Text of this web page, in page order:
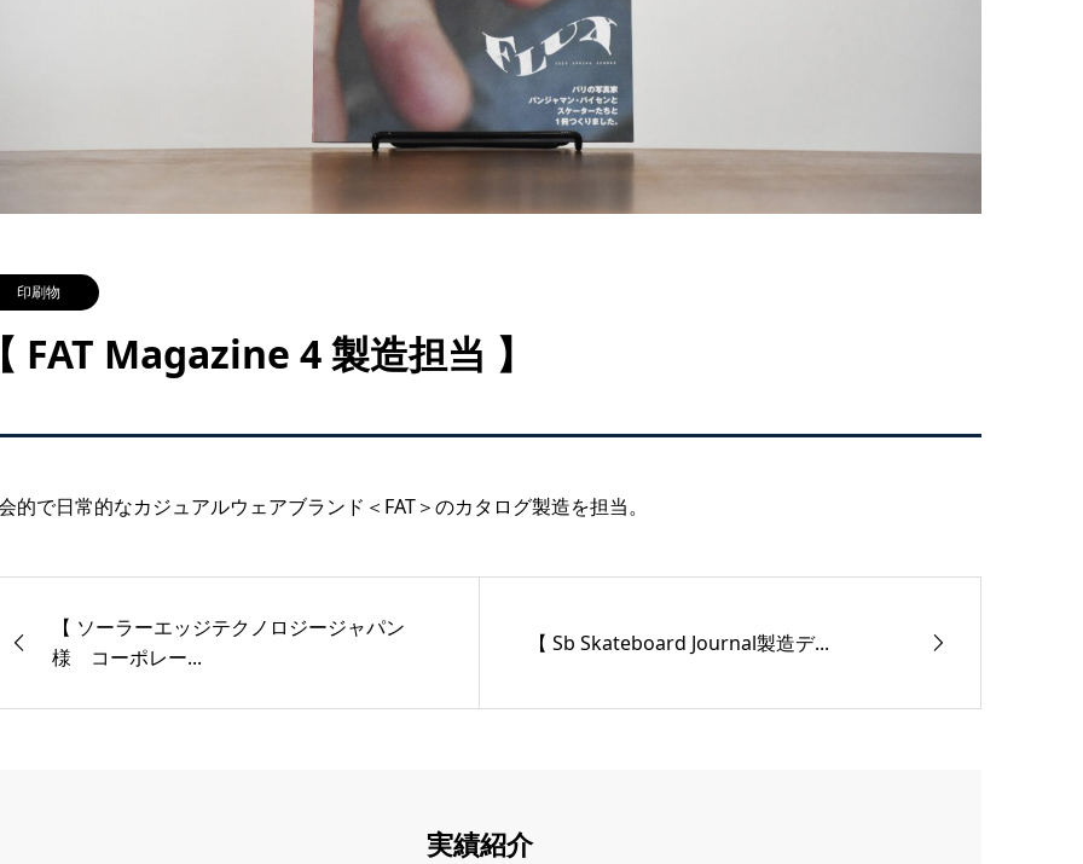
印刷物
FAT Magazine 4 製造担当 】
的で日常的なカジュアルウェアブランド＜FAT＞のカタログ製造を担当。
【 ソーラーエッジテクノロジージャパン
様 コーポレー...
【 Sb Skateboard Journal製造デ...
実績紹介